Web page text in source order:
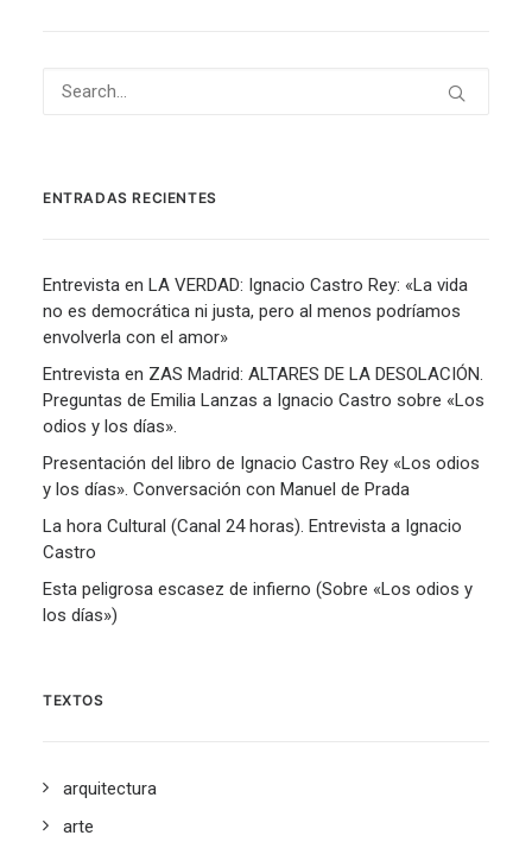
ENTRADAS RECIENTES
Entrevista en LA VERDAD: Ignacio Castro Rey: «La vida
no es democrática ni justa, pero al menos podríamos
envolverla con el amor»
Entrevista en ZAS Madrid: ALTARES DE LA DESOLACIÓN.
Preguntas de Emilia Lanzas a Ignacio Castro sobre «Los
odios y los días».
Presentación del libro de Ignacio Castro Rey «Los odios
y los días». Conversación con Manuel de Prada
La hora Cultural (Canal 24 horas). Entrevista a Ignacio
Castro
Esta peligrosa escasez de infierno (Sobre «Los odios y
los días»)
TEXTOS
arquitectura
arte